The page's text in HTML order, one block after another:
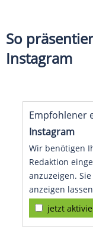
So
Instagram
Empfohlener
Instagram
Wir benötigen
Redaktion
anzuzeigen.
anzeigen
jetzt